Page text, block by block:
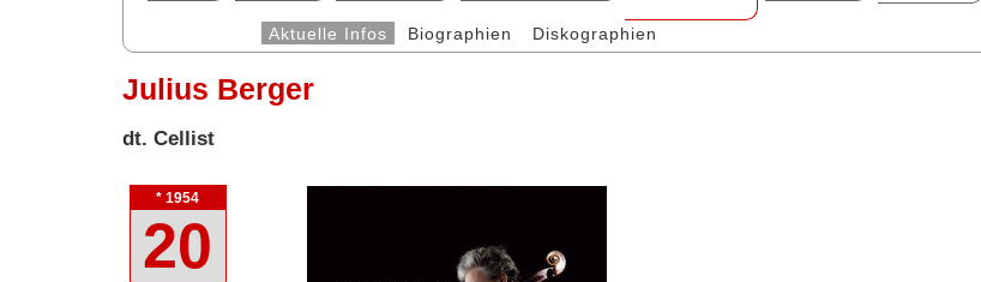
Aktuelle Infos Biographien Diskographien
Julius Berger
dt. Cellist
* 1954
20